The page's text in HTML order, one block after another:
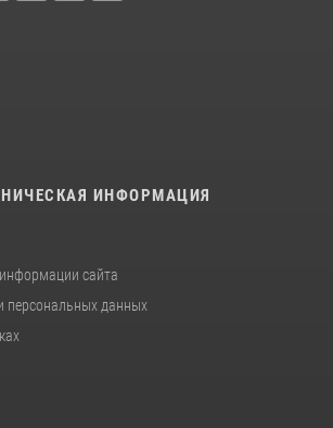
ИНФОРМАЦИЯ
сайта
персональных данных